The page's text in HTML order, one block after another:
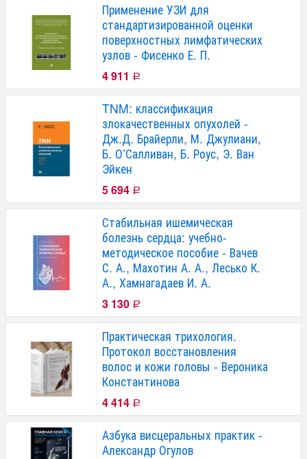
Применение УЗИ для
стандартизированной оценки
поверхностных лимфатических
узлов - Фисенко Е. П.
4 911 Р
TNM: классификация
злокачественных опухолей -
Дж.Д. Брайерли, М. Джулиани,
Б. О’Салливан, Б. Роус, Э. Ван
Эйкен
5 694 Р
Стабильная ишемическая
болезнь сердца: учебно-
методическое пособие - Вачев
С. А., Махотин А. А., Лесько К.
А., Хамнагадаев И. А.
3 130 Р
Практическая трихология.
Протокол восстановления
волос и кожи головы - Вероника
Константинова
4 414 Р
Азбука висцеральных практик -
Александр Огулов